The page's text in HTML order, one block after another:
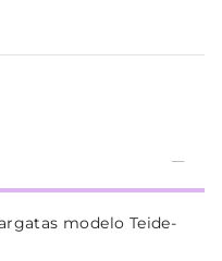
modelo Teide-